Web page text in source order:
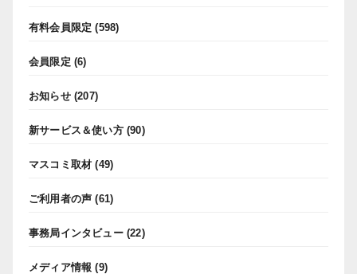
有料会員限定 (598)
会員限定 (6)
お知らせ(207)
新サービス＆使い方(90)
マスコミ取材 (49)
ご利用者の声 (61)
事務局インタビュー(22)
メディア情報 (9)